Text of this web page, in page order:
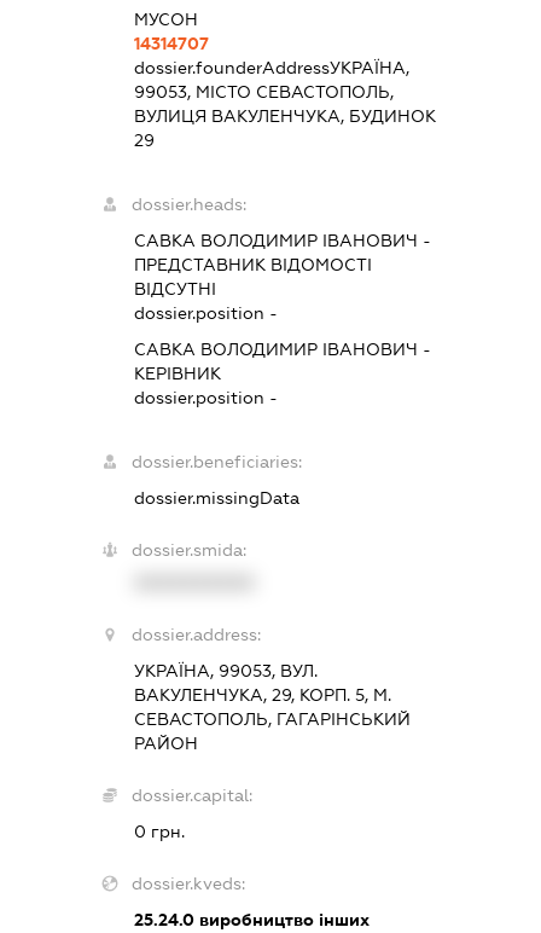
МУСОН
14314707
dossier.founderAddressУКРАЇНА,
99053, МІСТО СЕВАСТОПОЛЬ,
ВУЛИЦЯ ВАКУЛЕНЧУКА, БУДИНОК
29
dossier.heads:
САВКА ВОЛОДИМИР ІВАНОВИЧ -
ПРЕДСТАВНИК ВІДОМОСТІ
ВІДСУТНІ
dossier.position -
САВКА ВОЛОДИМИР ІВАНОВИЧ -
КЕРІВНИК
dossier.position -
dossier.beneficiaries:
dossier.missingData
dossier.smida:
dossier.address:
УКРАЇНА, 99053, ВУЛ.
ВАКУЛЕНЧУКА, 29, КОРП. 5, М.
СЕВАСТОПОЛЬ, ГАГАРІНСЬКИЙ
РАЙОН
dossier.capital:
0 грн.
dossier.kveds:
25.24.0 виробництво інших